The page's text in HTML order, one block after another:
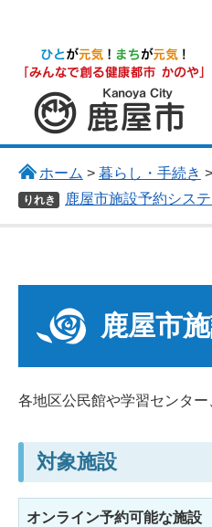
鹿屋市
ホーム > 暮らし・手続き >
りれき 鹿屋市施設予約シス
鹿屋市
各地区公民館や学習センタ
対象施設
オンライン予約可能な施設